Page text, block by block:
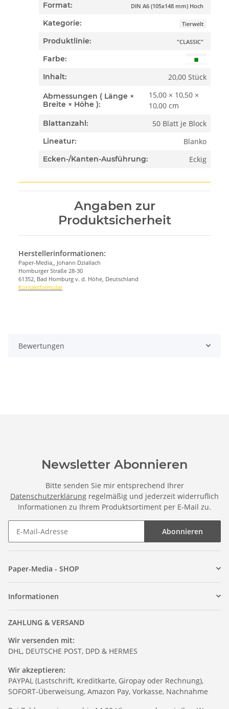
Format: DIN A6 (105x148 mm) Hoch
Kategorie: Tierwelt
Produktlinie: "CLASSIC"
Farbe:
Inhalt:
20,00 Stück
Abmessungen ( Länge ×
Breite × Höhe ):
15,00 × 10,50 ×
10,00 cm
Blattanzahl: 50 Blatt je Block
Lineatur: Blanko
Ecken-/Kanten-Ausführung: Eckig
Angaben zur
Produktsicherheit
Herstellerinformationen:
Paper-Media,, Johann Dziallach
Homburger Straße 28-30
61352, Bad Homburg v. d. Höhe, Deutschland
Kontaktformular
Bewertungen
Newsletter Abonnieren
Bitte senden Sie mir entsprechend Ihrer
Datenschutzerklärung regelmäßig und jederzeit widerruflich
Informationen zu Ihrem Produktsortiment per E-Mail zu.
Abonnieren
Paper-Media - SHOP
Informationen
ZAHLUNG & VERSAND
Wir versenden mit:
DHL, DEUTSCHE POST, DPD & HERMES
Wir akzeptieren:
PAYPAL (Lastschrift, Kreditkarte, Giropay oder Rechnung),
SOFORT-Überweisung, Amazon Pay, Vorkasse, Nachnahme